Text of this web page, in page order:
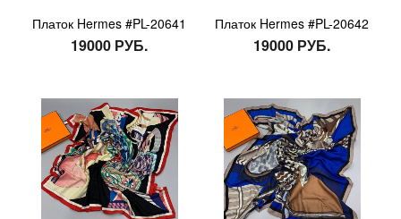
Платок Hermes #PL-20641
19000 РУБ.
Платок Hermes #PL-20642
19000 РУБ.